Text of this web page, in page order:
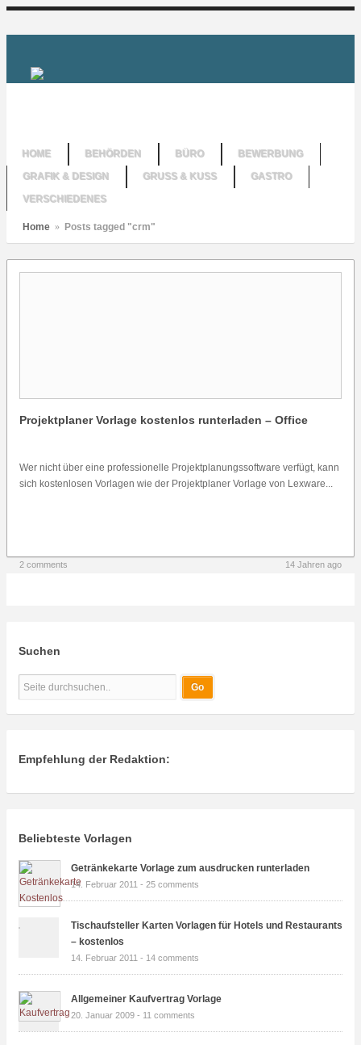
HOME BEHÖRDEN BÜRO
BEWERBUNG
GRAFIK & DESIGN
GRUSS & KUSS
GASTRO
VERSCHIEDENES
Home » Posts tagged "crm"
Projektplaner Vorlage kostenlos runterladen – Office
Wer nicht über eine professionelle Projektplanungssoftware verfügt, kann
sich kostenlosen Vorlagen wie der Projektplaner Vorlage von Lexware...
2 comments 14 Jahren ago
Suchen
Empfehlung der Redaktion:
Beliebteste Vorlagen
Getränkekarte Vorlage zum ausdrucken runterladen
14. Februar 2011 - 25 comments
Tischaufsteller Karten Vorlagen für Hotels und Restaurants
– kostenlos
14. Februar 2011 - 14 comments
Allgemeiner Kaufvertrag Vorlage
20. Januar 2009 - 11 comments